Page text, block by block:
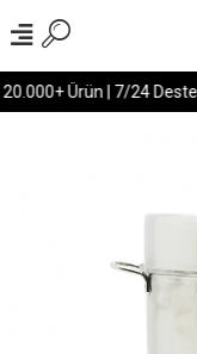
Ürün | 7/24 Destek